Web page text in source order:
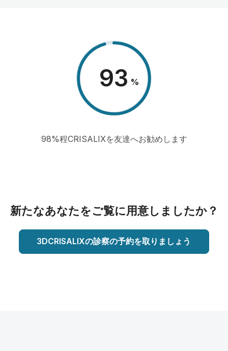
98 %
98%程CRISALIXを友達へお勧めします
新たなあなたをご覧に用意しましたか？
3DCRISALIXの診察の予約を取りましょう